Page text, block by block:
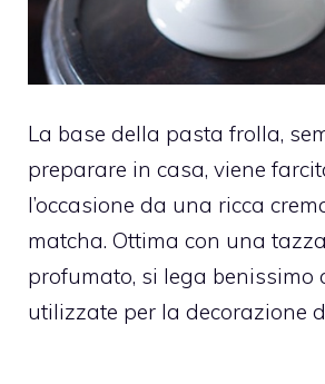
La base della pasta frolla,
preparare in casa, viene
l’occasione da una ricca
matcha. Ottima con una
profumato, si lega benissimo
utilizzate per la decorazione